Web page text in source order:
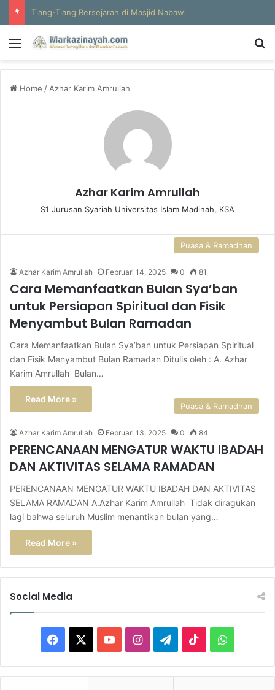
Tiang-Tiang Bersejarah di Masjid Nabawi
Menu
Home / Azhar Karim Amrullah
Azhar Karim Amrullah
S1 Jurusan Syariah Universitas Islam Madinah, KSA
Puasa & Ramadhan
Azhar Karim Amrullah Februari 14, 2025 0 81
Cara Memanfaatkan Bulan Sya’ban
untuk Persiapan Spiritual dan Fisik
Menyambut Bulan Ramadan
Cara Memanfaatkan Bulan Sya’ban untuk Persiapan Spiritual
dan Fisik Menyambut Bulan Ramadan Ditulis oleh : A. Azhar
Karim Amrullah Bulan…
Read More »
Puasa & Ramadhan
Azhar Karim Amrullah Februari 13, 2025 0 84
PERENCANAAN MENGATUR WAKTU IBADAH
DAN AKTIVITAS SELAMA RAMADAN
PERENCANAAN MENGATUR WAKTU IBADAH DAN AKTIVITAS
SELAMA RAMADAN A.Azhar Karim Amrullah Tidak diragukan
lagi bahwa seluruh Muslim menantikan bulan yang…
Read More »
Social Media
a
o
I
n
e
i
W
h